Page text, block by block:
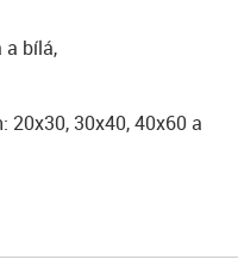
a bílá,
30x40, 40x60 a